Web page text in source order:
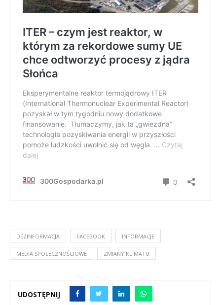
DEZINFORMACJA FACEBOOK INFORMACJE
MEDIA SPOŁECZNOŚCIOWE ZMIANY KLIMATU
UDOSTĘPNIJ